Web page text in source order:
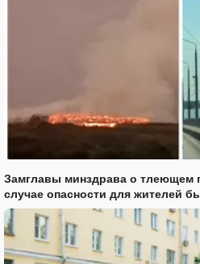
Замглавы минздрава о тлеющем
случае опасности для жителей